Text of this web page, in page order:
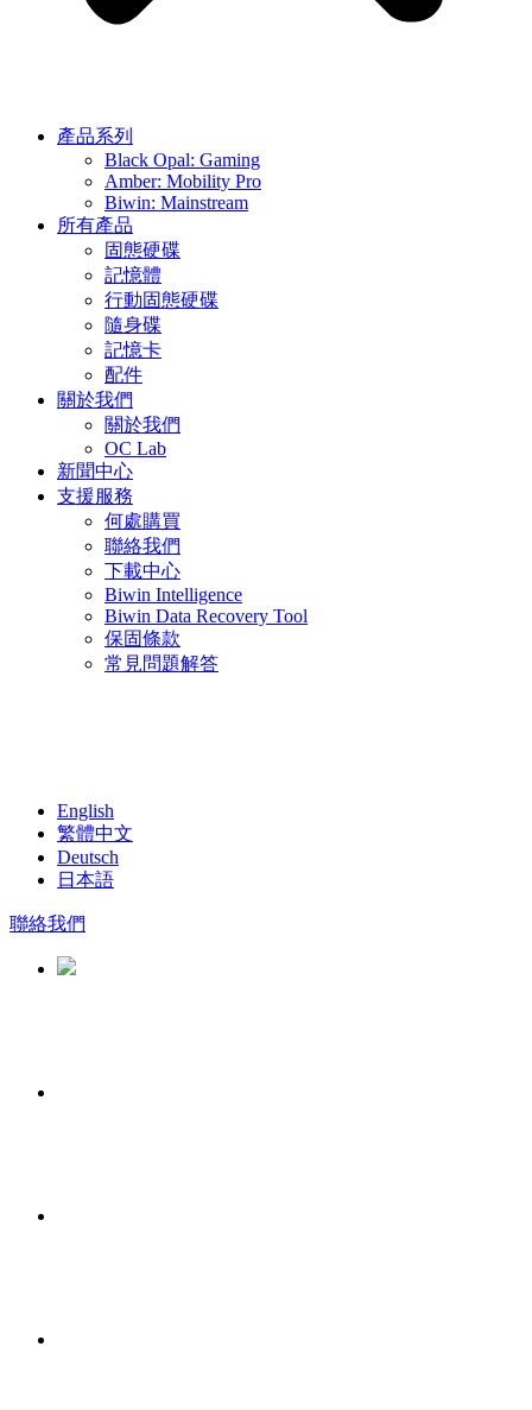
產品系列
Black Opal: Gaming
Amber: Mobility Pro
Biwin: Mainstream
所有產品
固態硬碟
記憶體
行動固態硬碟
隨身碟
記憶卡
配件
關於我們
關於我們
OC Lab
新聞中心
支援服務
何處購買
聯絡我們
下載中心
Biwin Intelligence
Biwin Data Recovery Tool
保固條款
常見問題解答
English
繁體中文
Deutsch
日本語
聯絡我們